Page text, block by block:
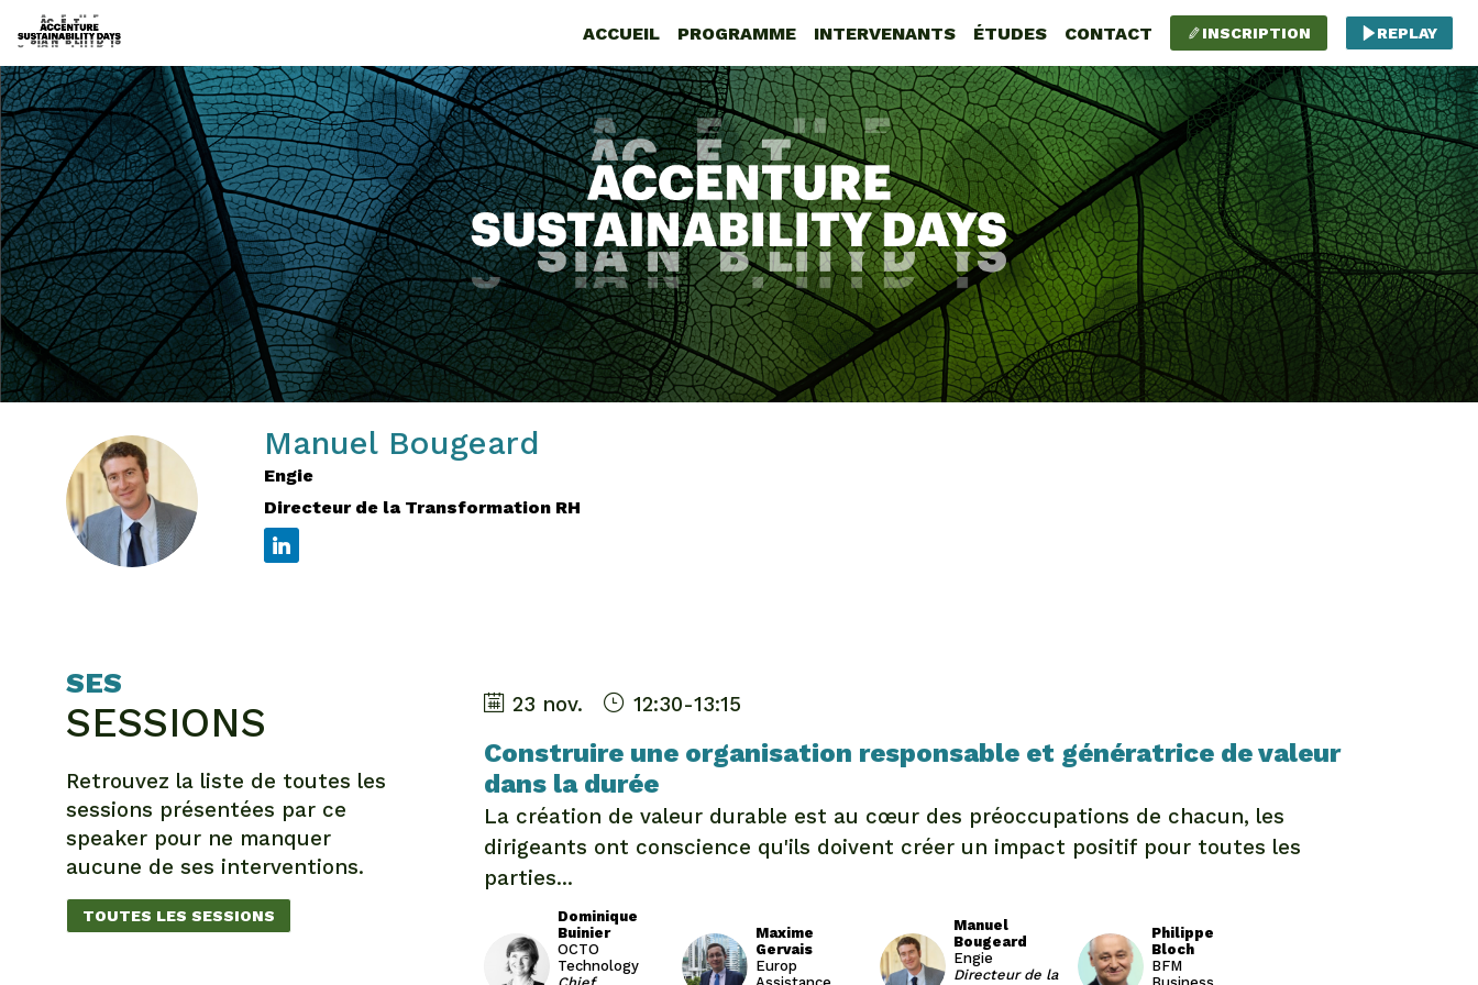
ACCUEIL PROGRAMME INTERVENANTS ÉTUDES CONTACT INSCRIPTION REPLAY
MB
Manuel Bougeard
Engie
Directeur de la Transformation RH
SES
SESSIONS
Retrouvez la liste de toutes les
sessions présentées par ce
speaker pour ne manquer
aucune de ses interventions.
TOUTES LES SESSIONS
23 nov. 12:30-13:15
Construire une organisation responsable et génératrice de valeur
dans la durée
La création de valeur durable est au cœur des préoccupations de chacun, les
dirigeants ont conscience qu'ils doivent créer un impact positif pour toutes les
parties...
DB
Dominique
Buinier
OCTO
Technology
MG
Maxime
Gervais
Europ
MB
Manuel
Bougeard
Engie
Directeur de la
PB
Philippe
Bloch
BFM